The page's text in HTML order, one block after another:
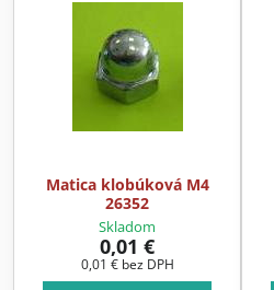
Matica klobúková M4
26352
Skladom
0,01 €
0,01 € bez DPH